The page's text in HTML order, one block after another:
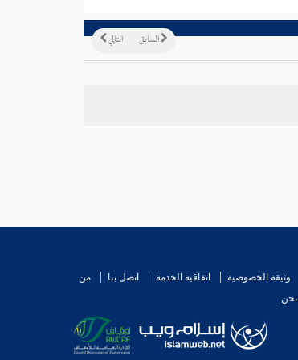
التالي السابق
وثيقة الخصوصية اتفاقية الخدمة اتصل بنا
من
نحن